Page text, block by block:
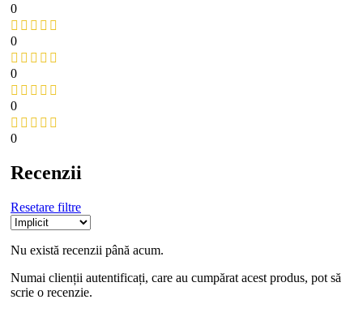
0
0
0
0
0
Recenzii
Resetare filtre
Nu există recenzii până acum.
Numai clienții autentificați, care au cumpărat acest produs, pot să
scrie o recenzie.